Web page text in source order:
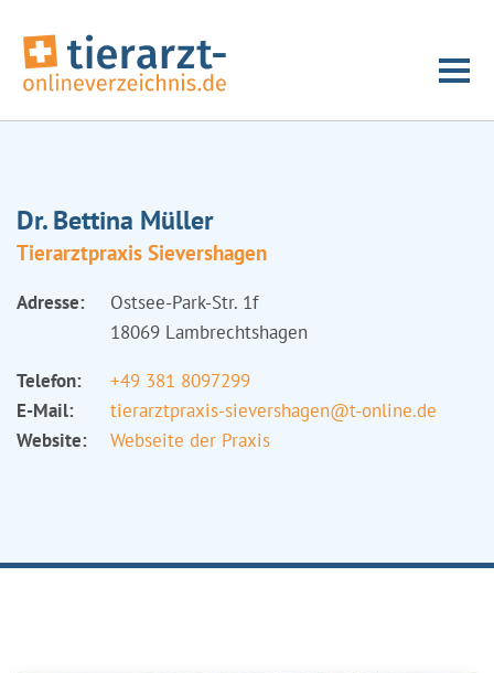
Dr. Bettina Müller
Tierarztpraxis Sievershagen
Adresse:
Ostsee-Park-Str. 1f
18069 Lambrechtshagen
Telefon:
+49 381 8097299
E-Mail:
tierarztpraxis-sievershagen@t-online.de
Website:
Webseite der Praxis